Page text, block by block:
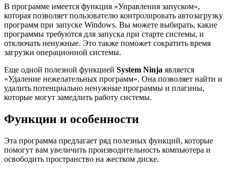
В программе имеется функция «Управления запуском»,
которая позволяет пользователю контролировать автозагрузку
программ при запуске Windows. Вы можете выбирать, какие
программы требуются для запуска при старте системы, и
отключать ненужные. Это также поможет сократить время
загрузки операционной системы.
Еще одной полезной функцией System Ninja является
«Удаление нежелательных программ». Она позволяет найти и
удалить потенциально ненужные программы и плагины,
которые могут замедлить работу системы.
Функции и особенности
Эта программа предлагает ряд полезных функций, которые
помогут вам увеличить производительность компьютера и
освободить пространство на жестком диске.